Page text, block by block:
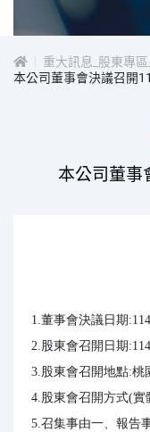
份
有
限
重大訊息_股東專
本公司董事會決議召開
本公司董事
1.董事會決議日期
2.股東會召開日期
3.股東會召開地點:桃
4.股東會召開方式(
5.召集事由一、報告